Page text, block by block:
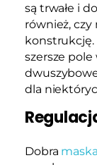
są trwałe i
również,
konstrukcję.
szersze
dla
Dobra